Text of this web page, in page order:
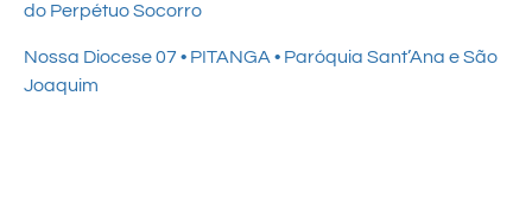
do Perpétuo Socorro
Nossa Diocese 07 • PITANGA • Paróquia Sant’Ana e São
Joaquim